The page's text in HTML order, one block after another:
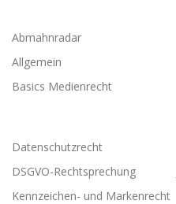
Abmahnradar
Allgemein
Basics Medienrecht
Datenschutzrecht
DSGVO-Rechtsprechung
Kennzeichen- und Markenrecht